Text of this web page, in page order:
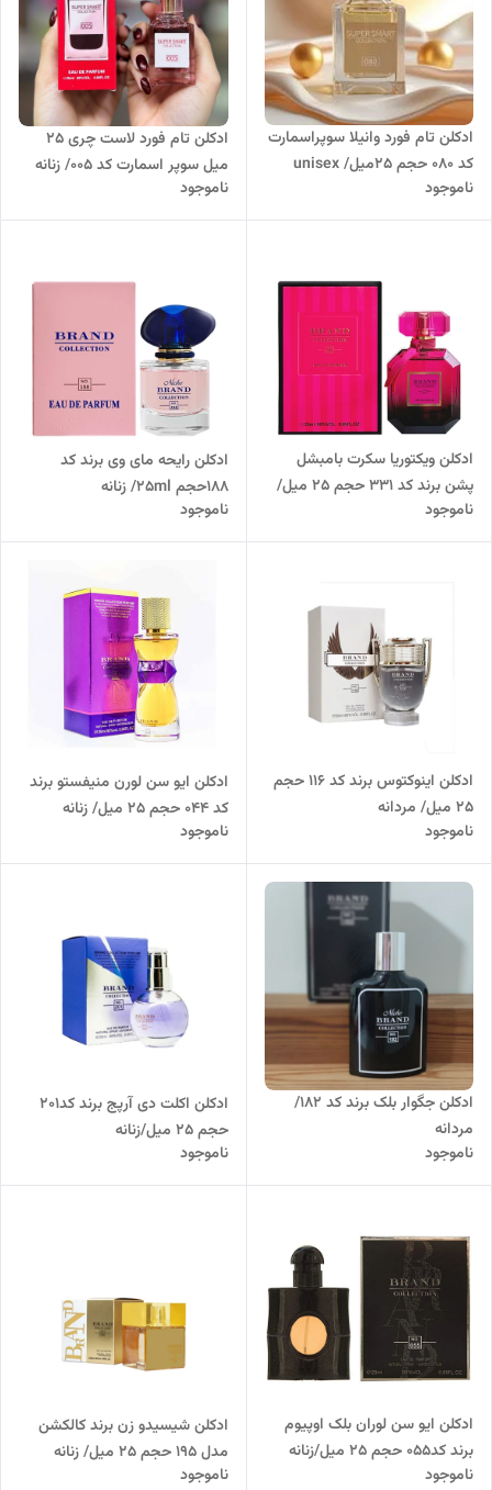
ادکلن تام فورد وانیلا سوپراسمارت
کد 080 حجم 25میل/ unisex
ناموجود
ادکلن تام فورد لاست چری 25
میل سوپر اسمارت کد 005/ زنانه
ناموجود
ادکلن ویکتوریا سکرت بامبشل
پشن برند کد 331 حجم 25 میل/
زنانه
ناموجود
ادکلن رایحه مای وی برند کد
188حجم 25ml/ زنانه
ناموجود
ادکلن اینوکتوس برند کد 116 حجم
25 میل/ مردانه
ناموجود
ادکلن ایو سن لورن منیفستو برند
کد 044 حجم 25 میل/ زنانه
ناموجود
ادکلن جگوار بلک برند کد 182/
مردانه
ناموجود
ادکلن اکلت دی آرپج برند کد201
حجم 25 میل/زنانه
ناموجود
ادکلن ایو سن لوران بلک اوپیوم
برند کد055 حجم 25 میل/زنانه
ناموجود
ادکلن شیسیدو زن برند کالکشن
مدل 195 حجم 25 میل/ زنانه
ناموجود